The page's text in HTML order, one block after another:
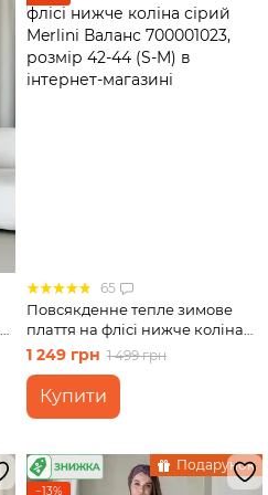
65
Повсякденне тепле зимове
плаття на флісі нижче коліна
сірий Merlini Валанс
700001023, розмір 42-44 (S-M)
1 249 грн 1 499 грн
Купити
Подарунок
−13%